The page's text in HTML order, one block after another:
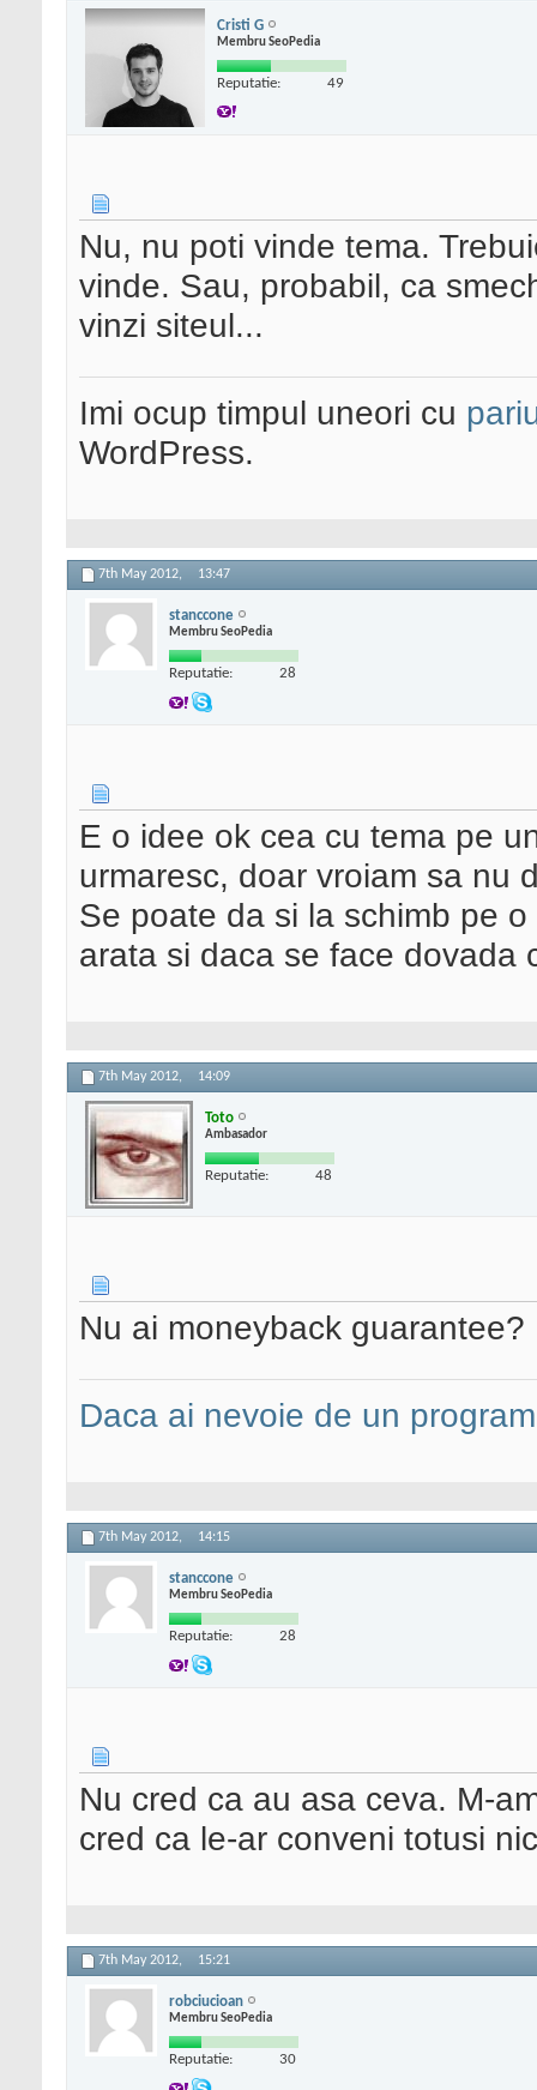
Cristi G
Membru SeoPedia
Reputatie: 49
Nu, nu poti vinde tema.
vinde. Sau, probabil, ca
vinzi siteul...
Imi ocup timpul uneori cu
WordPress.
7th May 2012, 13:47
stanccone
Membru SeoPedia
Reputatie: 28
E o idee ok cea cu tema pe
urmaresc, doar vroiam sa nu
Se poate da si la schimb pe
arata si daca se face dovada
7th May 2012, 14:09
Toto
Ambasador
Reputatie: 48
Nu ai moneyback guarantee?
Daca ai nevoie de un
7th May 2012, 14:15
stanccone
Membru SeoPedia
Reputatie: 28
Nu cred ca au asa ceva. M-
cred ca le-ar conveni totusi
7th May 2012, 15:21
robciucioan
Membru SeoPedia
Reputatie: 30